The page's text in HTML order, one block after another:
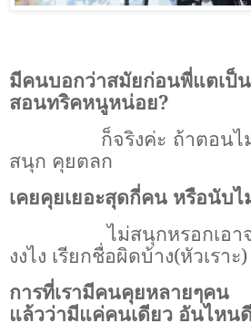
มีคนบอกว่าสมัยก่อนพี่แตเป็
สอนทริคหนูหน่อย?
ก็จริงค่ะ ถ้าตอน
สนุก คุยตลก
เคยคุยเยอะสุดกี่คน หรือนับไ
ไม่สนุกหรอกเอ
งงไง เรียกชื่อผิดบ้าง(หัวเราะ)
การที่เรามีคนคุยหลายๆคน
แล้วว่ามีแค่คนเดียว อันไหน